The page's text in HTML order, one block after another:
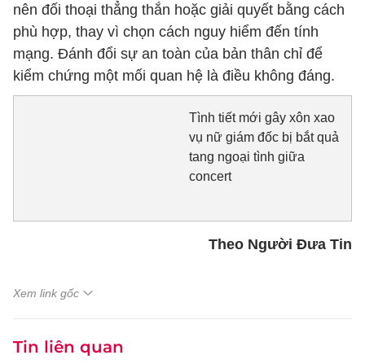
nên đối thoại thẳng thắn hoặc giải quyết bằng cách
phù hợp, thay vì chọn cách nguy hiểm đến tính
mạng. Đánh đổi sự an toàn của bản thân chỉ để
kiểm chứng một mối quan hệ là điều không đáng.
Tình tiết mới gây xôn xao
vụ nữ giám đốc bị bắt quả
tang ngoại tình giữa
concert
Theo Người Đưa Tin
Xem link gốc
Tin liên quan